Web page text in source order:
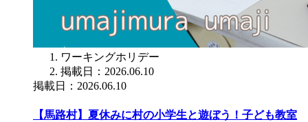
ワーキングホリデー
掲載日：2026.06.10
掲載日：2026.06.10
【馬路村】夏休みに村の小学生と遊ぼう！子ども教室